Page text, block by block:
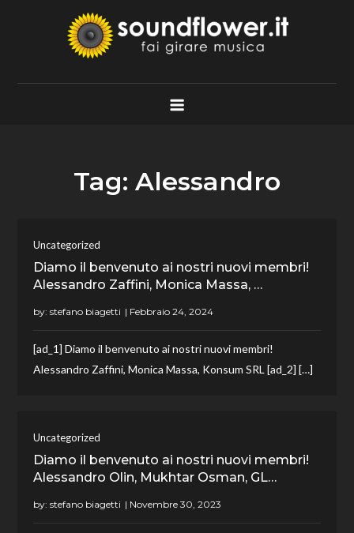
Soundflower.it
Fai Girare Musica
Tag: Alessandro
Uncategorized
Diamo il benvenuto ai nostri nuovi membri!
Alessandro Zaffini, Monica Massa, …
by:stefano biagetti
[ad_1] Diamo il benvenuto ai nostri nuovi membri!
Alessandro Zaffini, Monica Massa, Konsum SRL [ad_2] […]
Uncategorized
Diamo il benvenuto ai nostri nuovi membri!
Alessandro Olin, Mukhtar Osman, GL…
by:stefano biagetti